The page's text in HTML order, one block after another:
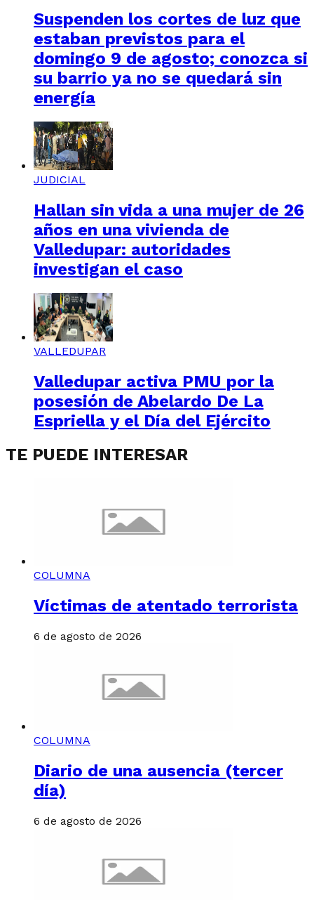
Suspenden los cortes de luz que
estaban previstos para el
domingo 9 de agosto; conozca si
su barrio ya no se quedará sin
energía
JUDICIAL
Hallan sin vida a una mujer de 26
años en una vivienda de
Valledupar: autoridades
investigan el caso
VALLEDUPAR
Valledupar activa PMU por la
posesión de Abelardo De La
Espriella y el Día del Ejército
TE PUEDE INTERESAR
COLUMNA
Víctimas de atentado terrorista
6 de agosto de 2026
COLUMNA
Diario de una ausencia (tercer
día)
6 de agosto de 2026